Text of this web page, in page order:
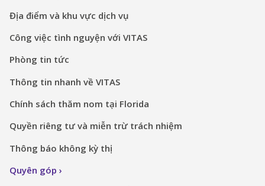
Địa điểm và khu vực dịch vụ
Công việc tình nguyện với VITAS
Phòng tin tức
Thông tin nhanh về VITAS
Chính sách thăm nom tại Florida
Quyền riêng tư và miễn trừ trách nhiệm
Thông báo không kỳ thị
Quyên góp